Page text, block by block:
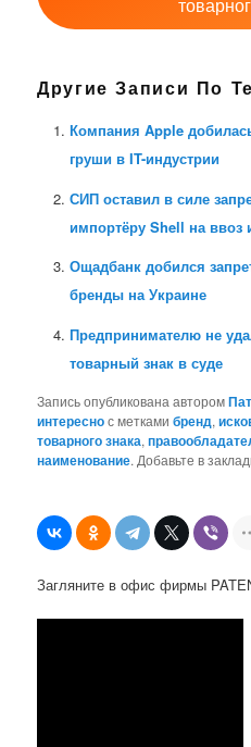
Другие Записи По
Компания Apple
груши в IT-индустрии
СИП оставил в силе
импортёру Shell на ввоз
Ощадбанк добился
бренды на Украине
Предпринимателю не
товарный знак в суде
Запись опубликована автором
интереснос меткамибренд,
товарного знака,
наименование. Добавьте в
Загляните в офис фирмы